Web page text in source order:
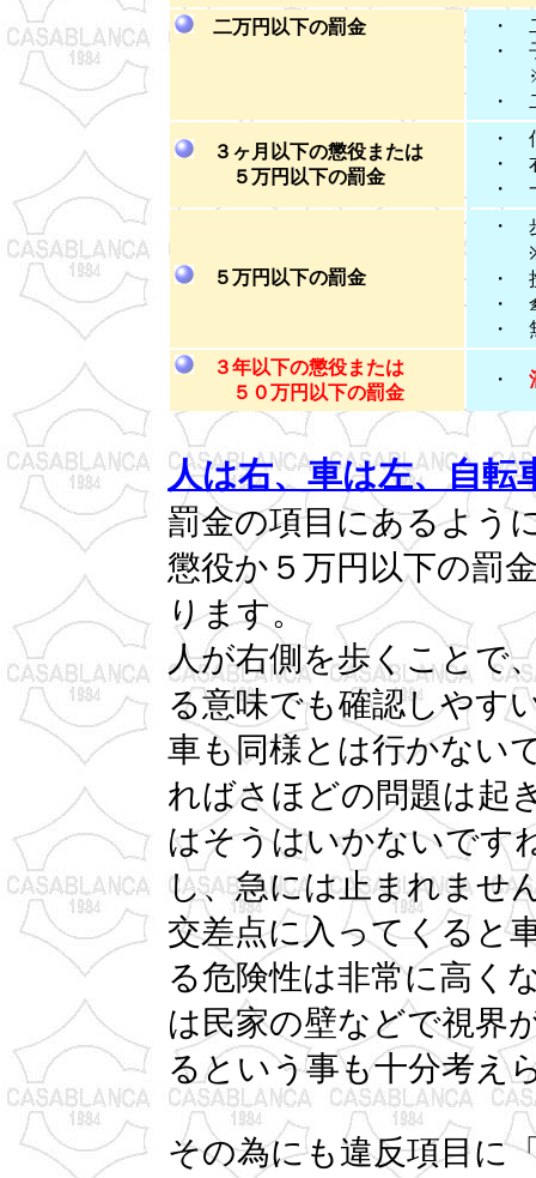
二万円以下の罰金
・
・ 子
※６
・ 二
３ヶ月以下の懲役または
５万円以下の罰金
・
・
・
５万円以下の罰金
・
※「
・ 携
・ 傘
・
３年以下の懲役または
５０万円以下の罰金
・
人は右、車は左、自転
罰金の項目にあるよう
懲役か５万円以下の罰
ります。
人が右側を歩くことで
る意味でも確認しやす
車も同様とは行かない
ればさほどの問題は起
はそうはいかないです
し、急には止まれませ
交差点に入ってくると
る危険性は非常に高く
は民家の壁などで視界
るという事も十分考え
その為にも違反項目に